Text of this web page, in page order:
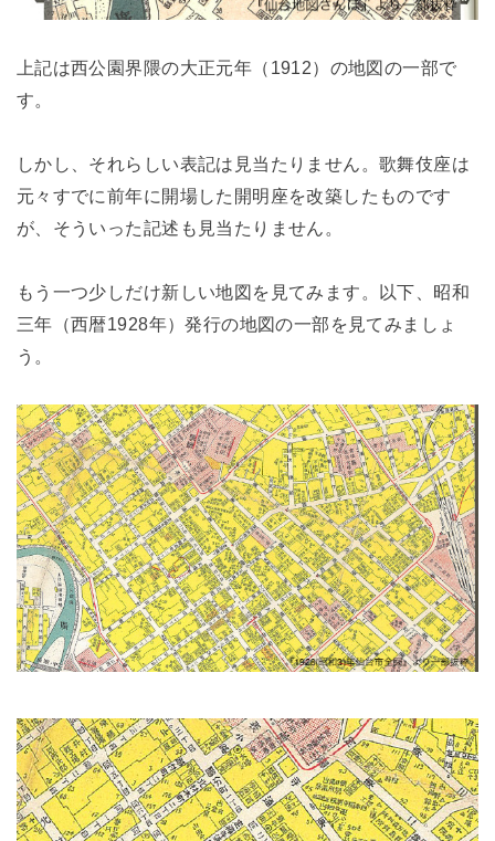
上記は西公園界隈の大正元年（1912）の地図の一部で
す。
しかし、それらしい表記は見当たりません。歌舞伎座は
元々すでに前年に開場した開明座を改築したものです
が、そういった記述も見当たりません。
もう一つ少しだけ新しい地図を見てみます。以下、昭和
三年（西暦1928年）発行の地図の一部を見てみましょ
う。